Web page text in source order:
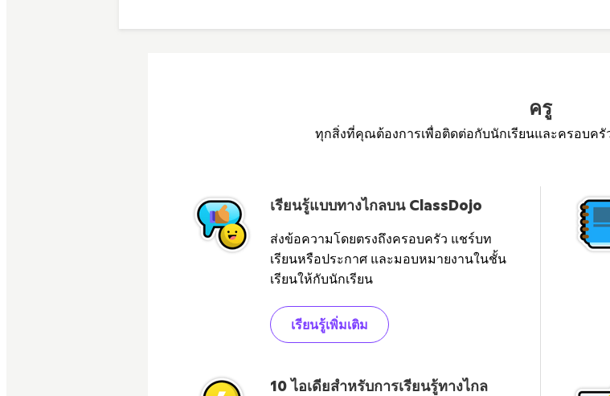
ครู
ทุกสิ่งที่คุณต้องการเพื่อติดต่อกับนักเรียนและครอบค
เรียนรู้แบบทางไกลบน ClassDojo
ส่งข้อความโดยตรงถึงครอบครัว แชร์บท
เรียนหรือประกาศ และมอบหมายงานในชั้น
เรียนให้กับนักเรียน
เรียนรู้เพิ่มเติม
10 ไอเดียสำหรับการเรียนรู้ทางไกล